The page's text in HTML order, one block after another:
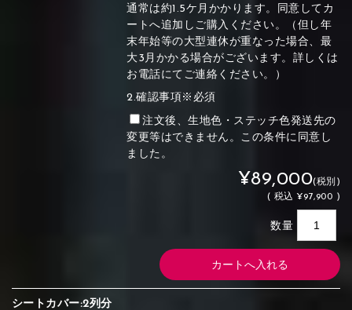
通常は約1.5ケ月かかります。同意してカ
ートへ追加しご購入ください。（但し年
末年始等の大型連休が重なった場合、最
大3月かかる場合がございます。詳しくは
お電話にてご連絡ください。）
2.確認事項※必須
注文後、生地色・ステッチ色発送先の
変更等はできません。この条件に同意し
ました。
¥89,000(税別)
( 税込 ¥97,900 )
数量
シートカバー:2列分